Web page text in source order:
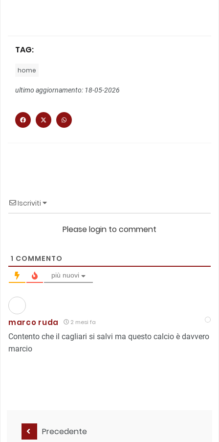
TAG:
home
ultimo aggiornamento: 18-05-2026
Iscriviti
Please login to comment
1 COMMENTO
più nuovi
marco ruda 2 mesi fa
Contento che il cagliari si salvi ma questo calcio è davvero
marcio
Precedente